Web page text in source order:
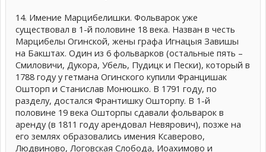
14. Имение Марцибелишки. Фольварок уже
существовал в 1-й половине 18 века. Назван в честь
Марцибелы Огинской, жены графа Игнацыя Завишы
на Бакштах. Один из 6 фольварков (остальные пять –
Смиловичи, Дукора, Убель, Пудицк и Пески), который в
1788 году у гетмана Огинского купили Францишак
Ошторп и Станислав Монюшко. В 1791 году, по
разделу, достался Франтишку Ошторпу. В 1-й
половине 19 века Ошторпы сдавали фольварок в
аренду (в 1811 году арендовал Невярович), позже на
его землях образовались имения Ксаверово,
Людвиново, Логовская Слобода, Иоахимово и